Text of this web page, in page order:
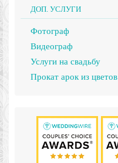
ДОП. УСЛУГИ
Фотограф
Видеограф
Услуги на свадьбу
Прокат арок из цветов